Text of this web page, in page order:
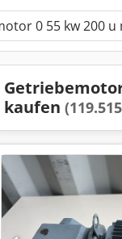
kaufen